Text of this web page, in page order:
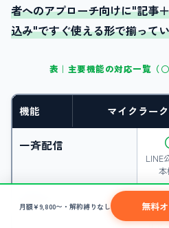
月額¥9,800〜・解約縛りなし 無料
者へのアプローチ向けに"記事
込み"ですぐ使える形で揃って
表｜主要機能の対応一覧（
機能 マイクラーク
一斉配信
LINE
本
1対1チャット
友だ